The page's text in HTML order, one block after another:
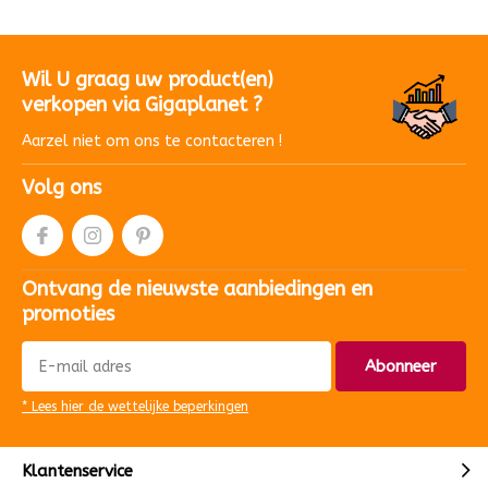
Wil U graag uw product(en)
verkopen via Gigaplanet ?
Aarzel niet om ons te contacteren !
Volg ons
Ontvang de nieuwste aanbiedingen en
promoties
Abonneer
* Lees hier de wettelijke beperkingen
Klantenservice